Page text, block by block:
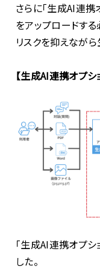
さらに「生成AI連携
をアップロードす
リスクを抑えなが
【生成AI連携オプシ
「生成AI連携オプ
した。